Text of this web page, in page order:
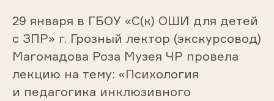
29 января в ГБОУ «С(к) ОШИ для детей
с ЗПР» г. Грозный лектор (экскурсовод)
Магомадова Роза Музея ЧР провела
лекцию на тему: «Психология
и педагогика инклюзивного